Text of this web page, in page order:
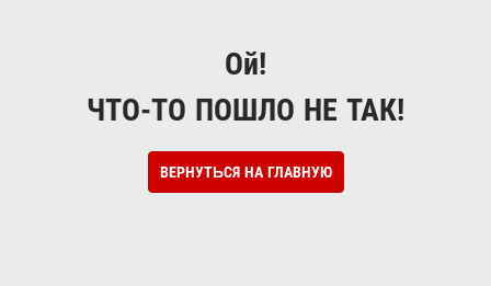
Ой!
ЧТО-ТО ПОШЛО НЕ ТАК!
ВЕРНУТЬСЯ НА ГЛАВНУЮ